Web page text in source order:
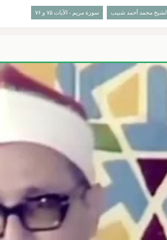
الشیخ محمد أحمد شبیب سورة مریم - الآیات ۷۵ و ۷۶